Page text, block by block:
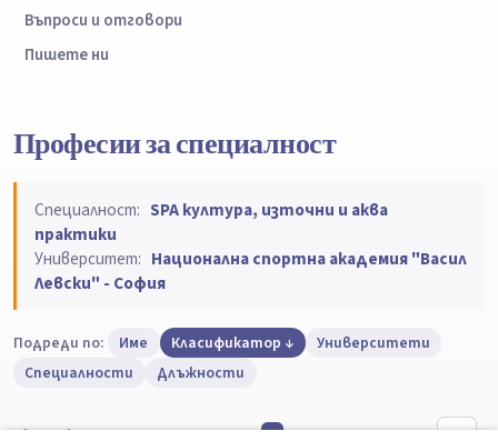
Въпроси и отговори
Пишете ни
Професии за специалност
Специалност: SPA култура, източни и аква
практики
Университет: Национална спортна академия "Васил
Левски" - София
Подреди по: Име Класификатор
Университети
Специалности
Длъжности
1професии 1